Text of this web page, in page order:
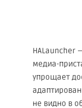
HALauncher
медиа-
упрощает
не видно в